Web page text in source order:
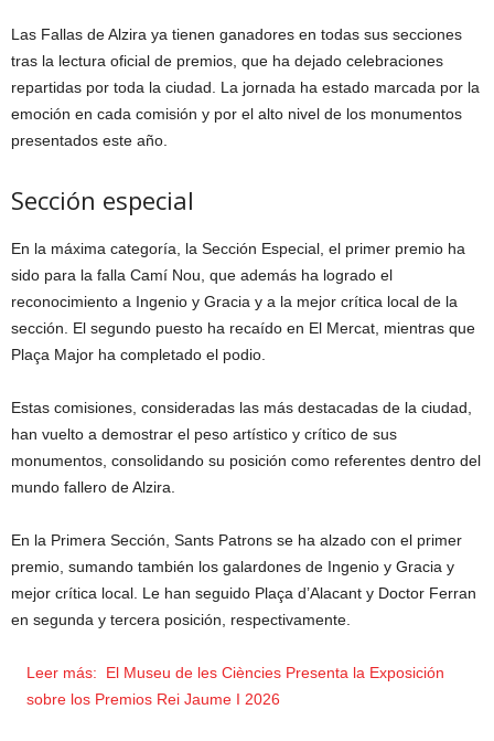
Las Fallas de Alzira ya tienen ganadores en todas sus secciones
tras la lectura oficial de premios, que ha dejado celebraciones
repartidas por toda la ciudad. La jornada ha estado marcada por la
emoción en cada comisión y por el alto nivel de los monumentos
presentados este año.
Sección especial
En la máxima categoría, la Sección Especial, el primer premio ha
sido para la falla Camí Nou, que además ha logrado el
reconocimiento a Ingenio y Gracia y a la mejor crítica local de la
sección. El segundo puesto ha recaído en El Mercat, mientras que
Plaça Major ha completado el podio.
Estas comisiones, consideradas las más destacadas de la ciudad,
han vuelto a demostrar el peso artístico y crítico de sus
monumentos, consolidando su posición como referentes dentro del
mundo fallero de Alzira.
En la Primera Sección, Sants Patrons se ha alzado con el primer
premio, sumando también los galardones de Ingenio y Gracia y
mejor crítica local. Le han seguido Plaça d’Alacant y Doctor Ferran
en segunda y tercera posición, respectivamente.
Leer más:
El Museu de les Ciències Presenta la Exposición
sobre los Premios Rei Jaume I 2026